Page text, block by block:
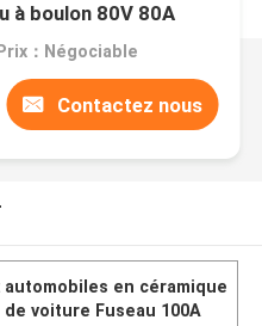
à boulon 80V 80A
Prix：Négociable
Contactez nous
automobiles en céramique
de voiture Fuseau 100A